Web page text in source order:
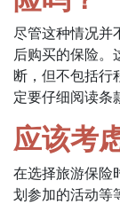
尽管这种情况并
后购买的保险。
断，但不包括行
定要仔细阅读条
应该考
在选择旅游保险
划参加的活动等